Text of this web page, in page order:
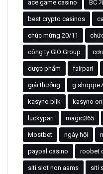
ace game casino BC
best crypto casinos
chúc mừng 20/11
công ty GIO Group
dược phẩm fairpari
giải thưởng g shoppe7
kasyno blik kasyno
luckypari magic365
Mostbet ngày hội
paypal casino roobet
siti slot non aams siti